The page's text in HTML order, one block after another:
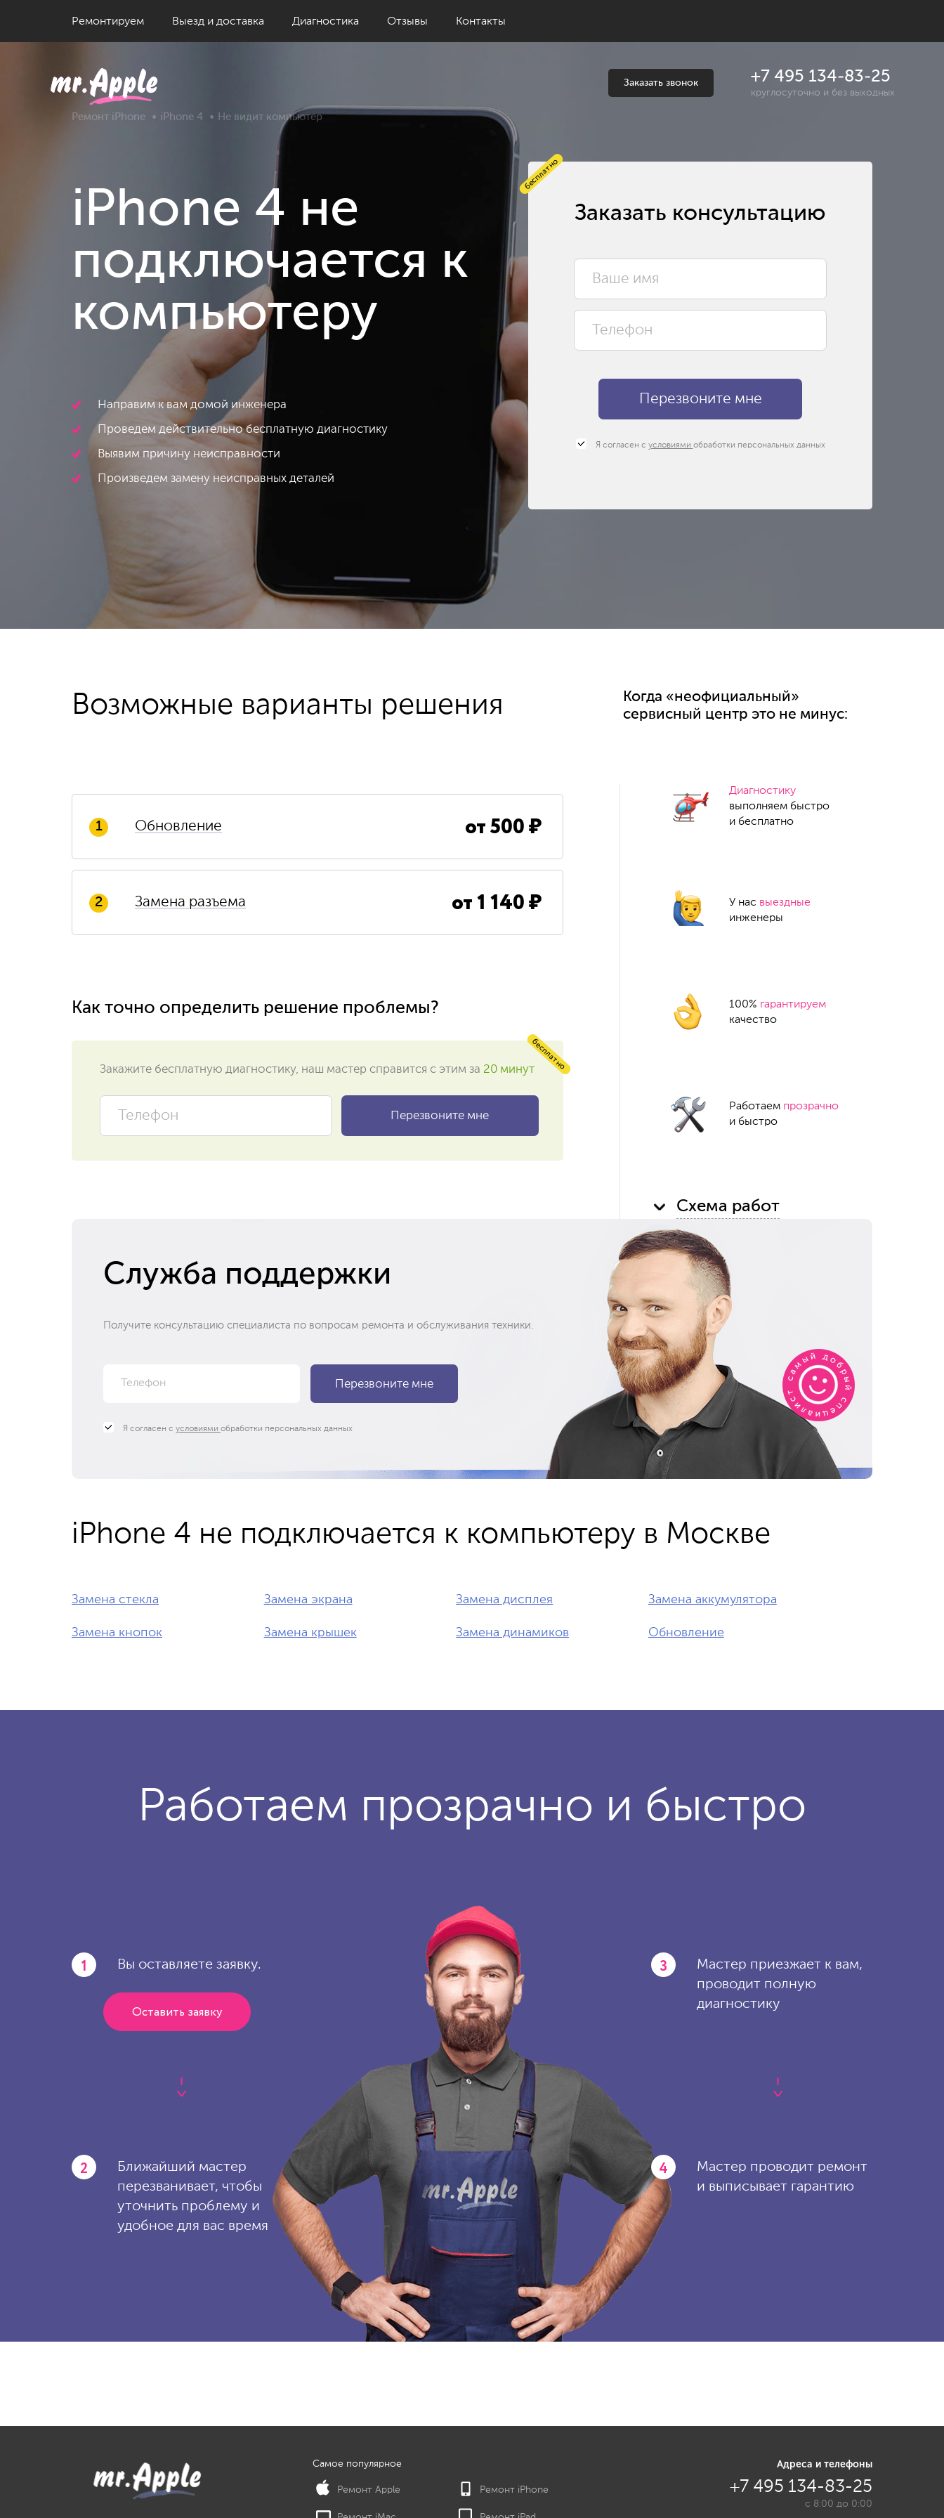
Iphone
Ipad
Watch
Ремонтируем
Imac
Macbook
Выезд и доставка Диагностика Отзывы Контакты
Заказать звонок +7 495 134-83-25
круглосуточно и без выходных
Ремонт iPhone iPhone 4 Не видит компьютер
iPhone 4 не
подключается к
компьютеру
Направим к вам домой инженера
Проведем действительно бесплатную диагностику
Выявим причину неисправности
Произведем замену неисправных деталей
бесплатно
Заказать консультацию
Я согласен с условиями обработки персональных данных
Возможные варианты решения
1 Обновление от500₽
2 Замена разъема от1 140₽
Как точно определить решение проблемы?
бесплатно
Закажите бесплатную диагностику, наш мастер справится с этим за 20 минут
Когда «неофициальный»
сервисный центр это не минус:
Диагностику
выполняем быстро
и бесплатно
У нас выездные
инженеры
100% гарантируем
качество
Работаем прозрачно
и быстро
Схема работ
Служба поддержки
Получите консультацию специалиста по вопросам ремонта и обслуживания техники.
Я согласен с условиями обработки персональных данных
iPhone 4 не подключается к компьютеру в Москве
Замена стекла Замена экрана Замена дисплея Замена аккумулятора
Замена кнопок Замена крышек Замена динамиков Обновление
Работаем прозрачно и быстро
1 Вы оставляете заявку.
Оставить заявку
3
Мастер приезжает к вам,
проводит полную
диагностику
2
Ближайший мастер
перезванивает, чтобы
уточнить проблему и
удобное для вас время
4
Мастер проводит ремонт
и выписывает гарантию
Самое популярное
Ремонт Apple Ремонт iPhone
Адреса и телефоны
+7 495 134-83-25
с 8:00 до 0:00